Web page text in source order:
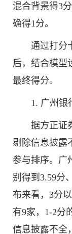
混合背景得3
确得1分。
通过打分
后，结合模型
最终得分。
1. 广州银
据方正证
剔除信息披露
参与排序。广
别得到3.59分
布来看，3分
有9家，1-2分
信息披露不全